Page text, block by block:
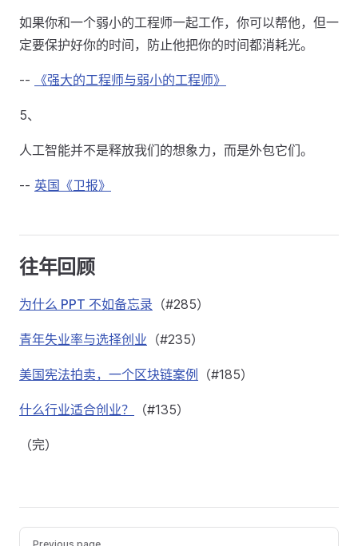
如果你和一个弱小的工程师一起工作，你可以帮他，但一
定要保护好你的时间，防止他把你的时间都消耗光。
-- 《强大的工程师与弱小的工程师》
5、
人工智能并不是释放我们的想象力，而是外包它们。
-- 英国《卫报》
往年回顾
为什么 PPT 不如备忘录 （#285）
青年失业率与选择创业 （#235）
美国宪法拍卖，一个区块链案例 （#185）
什么行业适合创业？ （#135）
（完）